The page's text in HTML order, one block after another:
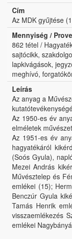
Cím
Az MDK gyűjtése
Mennyiség /
862 tétel /
sajtócikk,
lapkivágások,
meghívó,
Leírás
Az anyag a
Az 1950-es év
elméletek
Az 1951-es év
hagyatékáról
(Soós Gyula),
Mezei András
Művésztelep és
emlékei (15);
Benczúr Gyula
Tamás Henrik
visszaemlékezés
emlékei